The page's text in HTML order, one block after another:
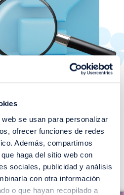
se usan para personalizar
ofrecer funciones de redes
Además, compartimos
haga del sitio web con
sociales, publicidad y análisis
con otra información
o que hayan recopilado a